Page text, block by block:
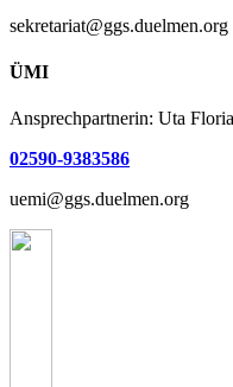
sekretariat@ggs.duelmen.org
ÜMI
Ansprechpartnerin: Uta
02590-9383586
uemi@ggs.duelmen.org